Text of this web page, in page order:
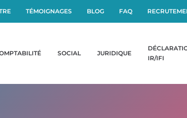
TÉMOIGNAGES BLOG FAQ
SOCIAL JURIDIQUE
IR/IFI